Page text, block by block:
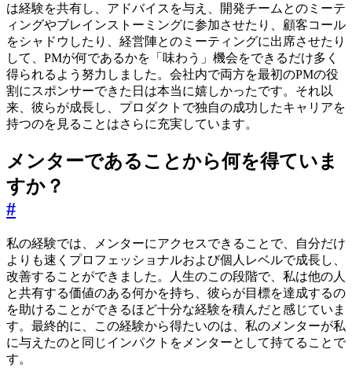
は経験を共有し、アドバイスを与え、開発チームとのミーテ
ィングやブレインストーミングに参加させたり、顧客コール
をシャドウしたり、経営陣とのミーティングに出席させたり
して、PMが何であるかを「味わう」機会をできるだけ多く
得られるよう努力しました。会社内で両方を最初のPMの役
割にスポンサーできた日は本当に嬉しかったです。それ以
来、彼らが成長し、プロダクトで独自の成功したキャリアを
持つのを見ることはさらに充実しています。
メンターであることから何を得ていま
すか？
#
私の経験では、メンターにアクセスできることで、自分だけ
よりも速くプロフェッショナルおよび個人レベルで成長し、
改善することができました。人生のこの段階で、私は他の人
と共有する価値のある何かを持ち、彼らが目標を達成するの
を助けることができるほど十分な経験を積んだと感じていま
す。最終的に、この経験から得たいのは、私のメンターが私
に与えたのと同じインパクトをメンターとして持てることで
す。